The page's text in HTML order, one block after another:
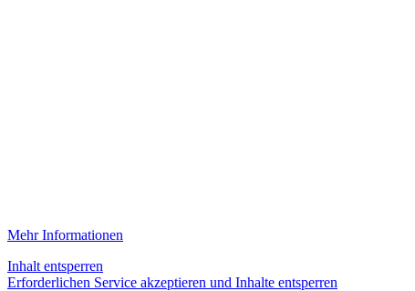
Mehr Informationen
Inhalt entsperren
Erforderlichen Service akzeptieren und Inhalte entsperren